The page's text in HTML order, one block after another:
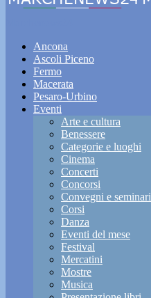
Ancona
Ascoli Piceno
Fermo
Macerata
Pesaro-Urbino
Eventi
Arte e cultura
Benessere
Categorie e luoghi
Cinema
Concerti
Concorsi
Convegni e seminari
Corsi
Danza
Eventi del mese
Festival
Mercatini
Mostre
Musica